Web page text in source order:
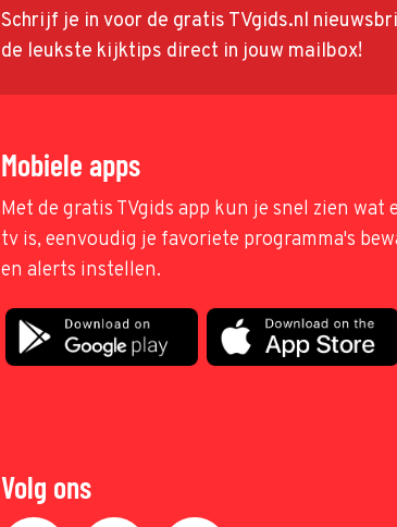
Schrijf je in voor de gratis TVgids.nl
de leukste kijktips direct in jouw mailbox!
Mobiele apps
Met de gratis TVgids app kun je snel zien wat
tv is, eenvoudig je favoriete programma's
en alerts instellen.
Volg ons